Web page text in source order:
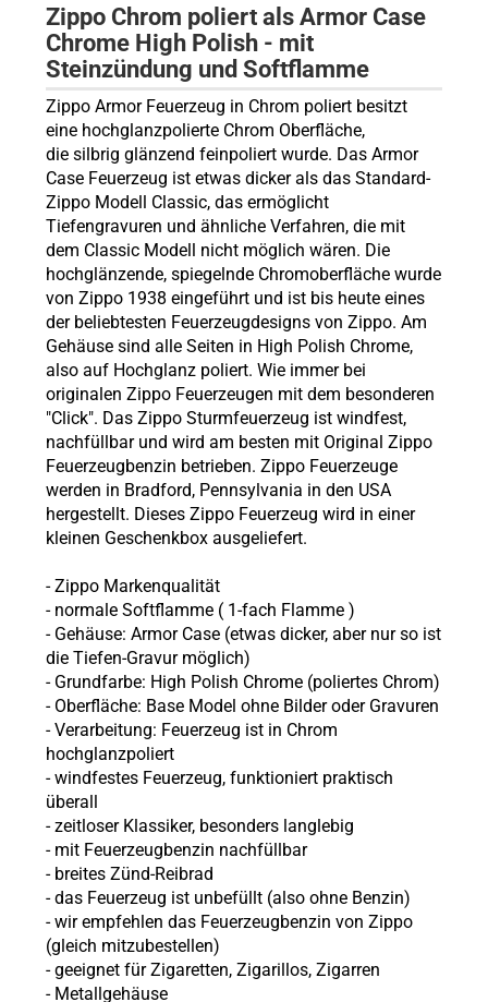
Zippo Chrom poliert als Armor Case
Chrome High Polish - mit
Steinzündung und Softflamme
Zippo Armor Feuerzeug in Chrom poliert besitzt
eine hochglanzpolierte Chrom Oberfläche,
die silbrig glänzend feinpoliert wurde. Das Armor
Case Feuerzeug ist etwas dicker als das Standard-
Zippo Modell Classic, das ermöglicht
Tiefengravuren und ähnliche Verfahren, die mit
dem Classic Modell nicht möglich wären. Die
hochglänzende, spiegelnde Chromoberfläche wurde
von Zippo 1938 eingeführt und ist bis heute eines
der beliebtesten Feuerzeugdesigns von Zippo. Am
Gehäuse sind alle Seiten in High Polish Chrome,
also auf Hochglanz poliert. Wie immer bei
originalen Zippo Feuerzeugen mit dem besonderen
"Click". Das Zippo Sturmfeuerzeug ist windfest,
nachfüllbar und wird am besten mit Original Zippo
Feuerzeugbenzin betrieben. Zippo Feuerzeuge
werden in Bradford, Pennsylvania in den USA
hergestellt. Dieses Zippo Feuerzeug wird in einer
kleinen Geschenkbox ausgeliefert.
-ZippoMarkenqualität
- normale Softflamme (1-fach Flamme )
- Gehäuse: Armor Case (etwas dicker, aber nur so ist
die Tiefen-Gravur möglich)
- Grundfarbe: High Polish Chrome (poliertes Chrom)
- Oberfläche: Base Model ohne Bilder oder Gravuren
- Verarbeitung: Feuerzeug ist in Chrom
hochglanzpoliert
- windfestes Feuerzeug, funktioniert praktisch
überall
- zeitloser Klassiker, besonders langlebig
- mit Feuerzeugbenzin nachfüllbar
- breites Zünd-Reibrad
- das Feuerzeug ist unbefüllt (also ohne Benzin)
- wir empfehlen das Feuerzeugbenzin von Zippo
(gleich mitzubestellen)
- geeignet für Zigaretten, Zigarillos, Zigarren
- Metallgehäuse